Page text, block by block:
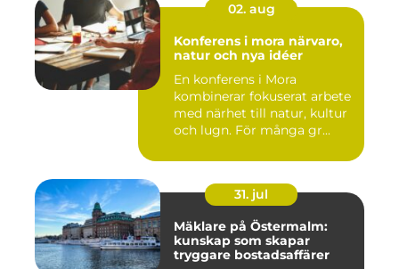
02. aug
Konferens i mora närvaro,
natur och nya idéer
En konferens i Mora
kombinerar fokuserat arbete
med närhet till natur, kultur
och lugn. För många gr...
31. jul
Mäklare på Östermalm:
kunskap som skapar
tryggare bostadsaffärer